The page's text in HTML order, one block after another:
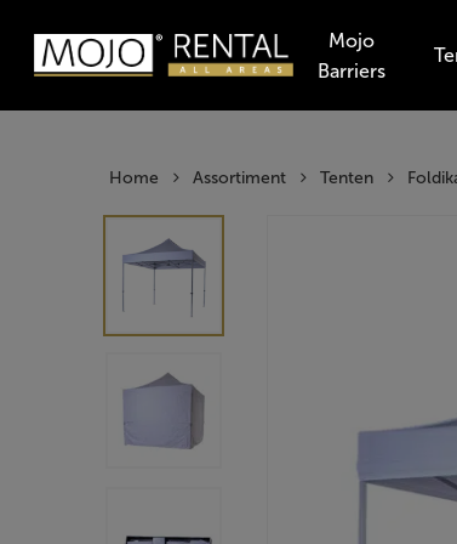
main
content
Mojo
Barriers
Home Assortiment Tenten